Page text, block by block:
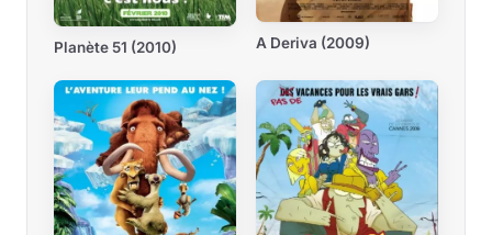
Planète 51 (2010) A Deriva (2009)